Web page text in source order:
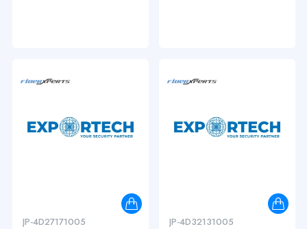
JP-4D27171005 JP-4D32131005